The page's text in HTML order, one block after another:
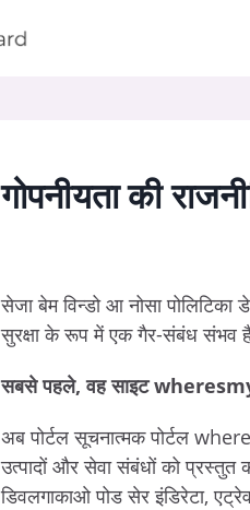
गोपनीयता की
सेजा बेम विन्डो आ नोसा
सुरक्षा के रूप में एक गैर-संबंध संभव
सबसे पहले, वह साइट
अब पोर्टल सूचनात्मक पोर्टल
उत्पादों और सेवा संबंधों को प्रस्तुत
डिवलगाकाओ पोड सेर इंडिरेटा,